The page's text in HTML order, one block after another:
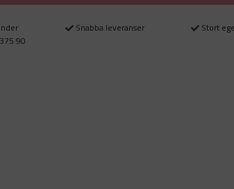
Snabba leveranser
Stort
90